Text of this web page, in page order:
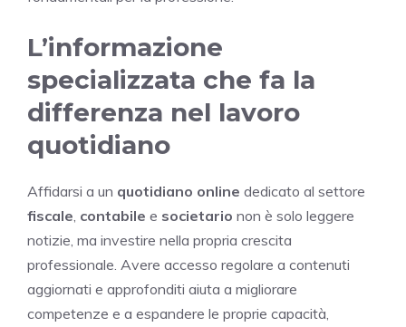
L’informazione
specializzata che fa la
differenza nel lavoro
quotidiano
Affidarsi a un quotidiano online dedicato al settore
fiscale contabile e societario non è solo leggere
notizie, ma investire nella propria crescita
professionale. Avere accesso regolare a contenuti
aggiornati e approfonditi aiuta a migliorare
competenze e a espandere le proprie capacità,